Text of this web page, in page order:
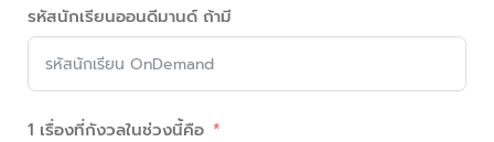
รหัสนักเรียนออนดีมานด์ ถ้ามี
1 เรื่องที่กังวลในช่วงนี้คือ